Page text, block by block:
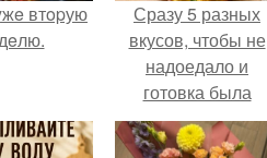
втopую
Сразу 5 разных
вкусов, чтобы не
надоедало и
готовка была
проще.